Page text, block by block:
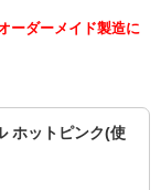
ーダーメイド製造に
ホットピンク(使